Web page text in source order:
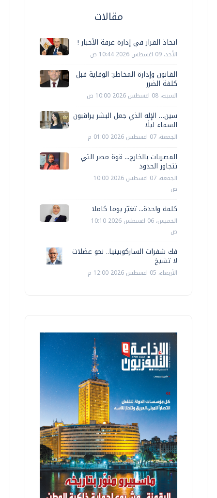
مقالات
اتخاذ القرار في إدارة غرفة الأخبار !
الأحد، 09 اغسطس 2026 10:44 ص
القانون وإدارة المخاطر: الوقاية قبل
كلفة الضرر
السبت، 08 اغسطس 2026 10:00 ص
سين… الإله الذي جعل البشر يراقبون
السماء ليلًا
الجمعة، 07 اغسطس 2026 01:00 م
المصريات بالخارج... قوة مصر التي
تتجاوز الحدود
الجمعة، 07 اغسطس 2026 10:00
ص
كلمة واحدة... تغيّر يوما كاملا
الخميس، 06 اغسطس 2026 10:10
ص
فك شفرات الساركوبينيا.. نحو عضلات
لا تشيخ
الأربعاء، 05 اغسطس 2026 12:00 م